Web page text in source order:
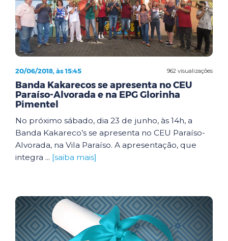
962 visualizações
20/06/2018, às 15:45
Banda Kakarecos se apresenta no CEU
Paraíso-Alvorada e na EPG Glorinha
Pimentel
No próximo sábado, dia 23 de junho, às 14h, a
Banda Kakareco’s se apresenta no CEU Paraíso-
Alvorada, na Vila Paraíso. A apresentação, que
integra ... [saiba mais]